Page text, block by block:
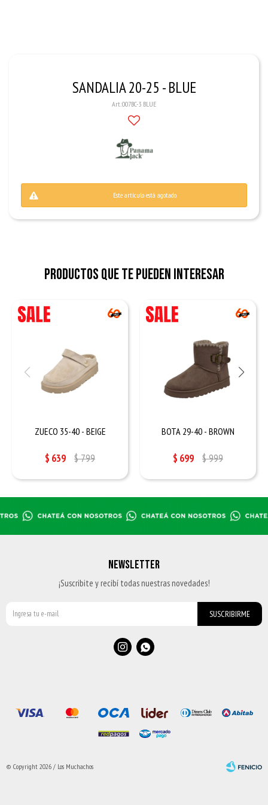
SANDALIA 20-25 - BLUE
007BC-3 BLUE
Este artículo está agotado.
Productos que te pueden interesar
ZUECO 35-40 - BEIGE
$ 639 $799
BOTA 29-40 - BROWN
$ 699 $999
NEWSLETTER
¡Suscribite y recibí todas nuestras novedades!
SUSCRIBIRME
 
© Copyright 2026 / Los Muchachos